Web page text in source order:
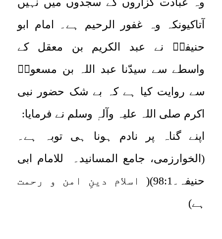
آتاکیونکہ وہ غفور الرحیم ہے۔ امام ابو
حنیفہؒ نے عبد الکریم بن معقل کے
واسطے سے سیدّنا عبد اللہ بن مسعودؓ
سے روایت کیا ہے کہ بے شک حضور نبی
اکرم صلی اللہ علیہ وآلہٖ وسلم نے فرمایا:
اپنے گناہ پر نادم ہونا ہی توبہ ہے۔
(الخوارزمی، جامع المسانید۔ للامام ابی
حنیفہ۔98:1)( اسلام دینِ امن و رحمت
ہے)